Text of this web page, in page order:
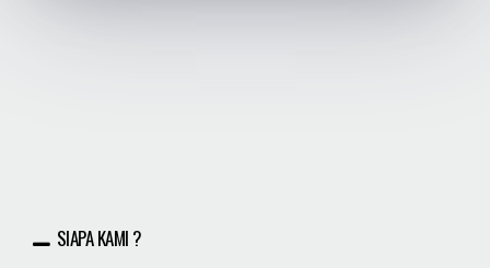
SIAPA KAMI ?